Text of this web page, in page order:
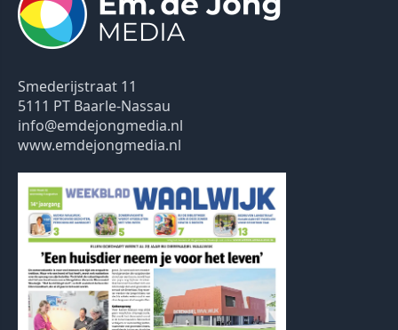
Smederijstraat 11
5111 PT Baarle-Nassau
info@emdejongmedia.nl
www.emdejongmedia.nl